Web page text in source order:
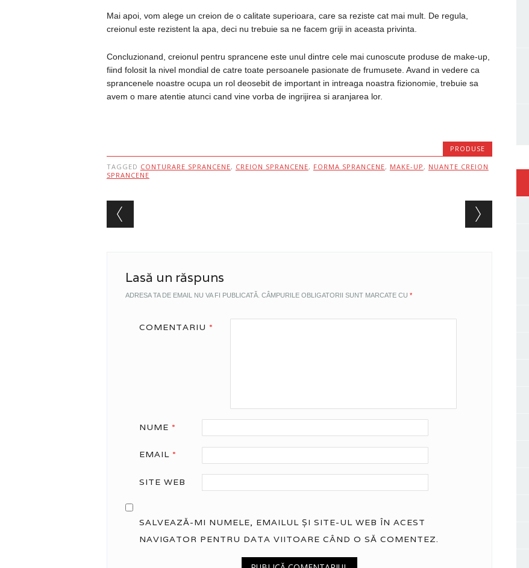
Mai apoi, vom alege un creion de o calitate superioara, care sa reziste cat mai mult. De regula,
creionul este rezistent la apa, deci nu trebuie sa ne facem griji in aceasta privinta.
Concluzionand, creionul pentru sprancene este unul dintre cele mai cunoscute produse de make-up,
fiind folosit la nivel mondial de catre toate persoanele pasionate de frumusete. Avand in vedere ca
sprancenele noastre ocupa un rol deosebit de important in intreaga noastra fizionomie, trebuie sa
avem o mare atentie atunci cand vine vorba de ingrijirea si aranjarea lor.
PRODUSE
TAGGED CONTURARE SPRANCENE, CREION SPRANCENE, FORMA SPRANCENE, MAKE-UP , NUANTE CREION
SPRANCENE
Post navigation
Lasă un răspuns
ADRESA TA DE EMAIL NU VA FI PUBLICATĂ. CÂMPURILE OBLIGATORII SUNT MARCATE CU *
COMENTARIU *
NUME *
EMAIL *
SITE WEB
SALVEAZĂ-MI NUMELE, EMAILUL ȘI SITE-UL WEB ÎN ACEST
NAVIGATOR PENTRU DATA VIITOARE CÂND O SĂ COMENTEZ.